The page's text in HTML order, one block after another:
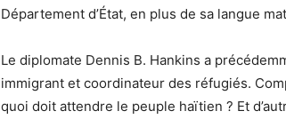
Département d’État, en plus de sa langue
Le diplomate Dennis B. Hankins a
immigrant et coordinateur des réfugiés.
quoi doit attendre le peuple haïtien ? Et